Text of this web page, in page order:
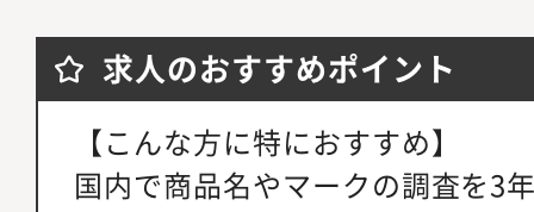
求人のおすすめポイント
【こんな方に特におすすめ】
国内で商品名やマークの調査を3